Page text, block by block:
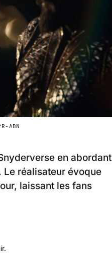
ADN
en abordant
réalisateur évoque
laissant les fans